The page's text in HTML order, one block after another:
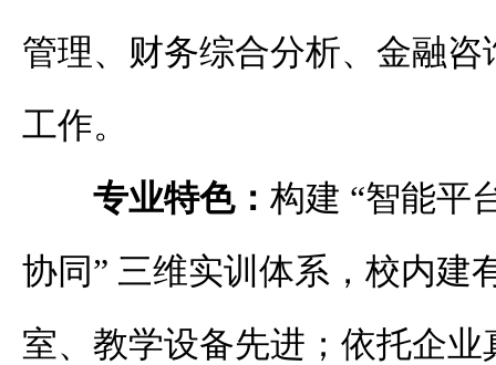
管理、财务综合分析、金融
工作。
专业特色： 构建 “智能平
协同” 三维实训体系，校内建
室、教学设备先进；依托企